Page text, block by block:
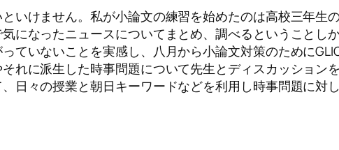
いけません。私が小論文の練習を始めたのは高校三年生
になったニュースについてまとめ、調べるということし
ていないことを実感し、八月から小論文対策のために
れに派生した時事問題について先生とディスカッション
日々の授業と朝日キーワードなどを利用し時事問題に対